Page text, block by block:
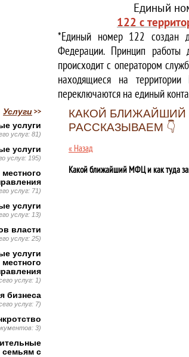
Единый
122 с
*Единый номер 122 создан
Федерации. Принцип работы
происходит с оператором
находящиеся на
переключаются на единый
КАКОЙ БЛИЖАЙШИЙ
РАССКАЗЫВАЕМ 👇
« Назад
Какой ближайший МФЦ и как туда
Услуги
услуги
услуг: 81)
услуги
услуг: 195)
услуг: 71)
услуги
услуг: 13)
власти
услуг: 25)
услуги
услуг: 1)
бизнеса
услуг: 7)
3)
с